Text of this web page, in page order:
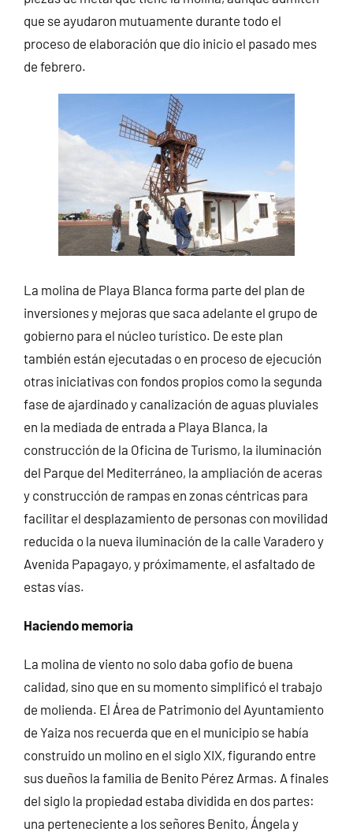
que se ayudaron mutuamente durante todo el
proceso de elaboración que dio inicio el pasado mes
de febrero.
La molina de Playa Blanca forma parte del plan de
inversiones y mejoras que saca adelante el grupo de
gobierno para el núcleo turístico. De este plan
también están ejecutadas o en proceso de ejecución
otras iniciativas con fondos propios como la segunda
fase de ajardinado y canalización de aguas pluviales
en la mediada de entrada a Playa Blanca, la
construcción de la Oficina de Turismo, la iluminación
del Parque del Mediterráneo, la ampliación de aceras
y construcción de rampas en zonas céntricas para
facilitar el desplazamiento de personas con movilidad
reducida o la nueva iluminación de la calle Varadero y
Avenida Papagayo, y próximamente, el asfaltado de
estas vías.
Haciendo memoria
La molina de viento no solo daba gofio de buena
calidad, sino que en su momento simplificó el trabajo
de molienda. El Área de Patrimonio del Ayuntamiento
de Yaiza nos recuerda que en el municipio se había
construido un molino en el siglo XIX, figurando entre
sus dueños la familia de Benito Pérez Armas. A finales
del siglo la propiedad estaba dividida en dos partes:
una perteneciente a los señores Benito, Ángela y